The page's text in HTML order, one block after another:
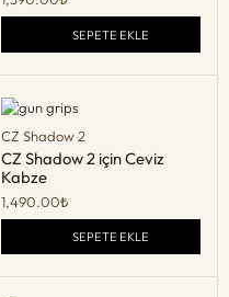
SEPETE EKLE
CZ Shadow 2
CZ Shadow 2 için Ceviz
Kabze
1,490.00₺
SEPETE EKLE